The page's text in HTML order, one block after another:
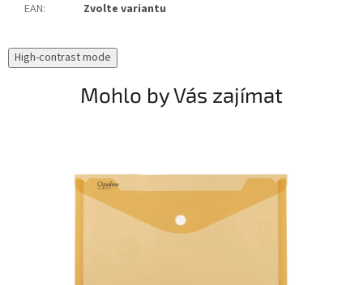
EAN: Zvolte variantu
High-contrast mode
Mohlo by Vás zajímat